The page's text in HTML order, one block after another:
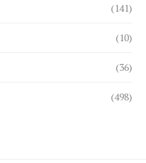
(141)
(10)
(36)
(498)